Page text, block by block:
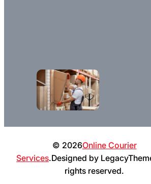
© 2026Online Courier
Services.Designed by
rights reserved.